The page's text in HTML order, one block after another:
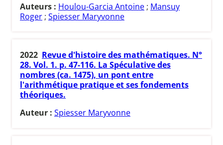
Auteurs : Houlou-Garcia Antoine ; Mansuy
Roger ; Spiesser Maryvonne
2022 Revue d'histoire des mathématiques. N°
28. Vol. 1. p. 47-116. La Spéculative des
nombres (ca. 1475), un pont entre
l'arithmétique pratique et ses fondements
théoriques.
Auteur : Spiesser Maryvonne